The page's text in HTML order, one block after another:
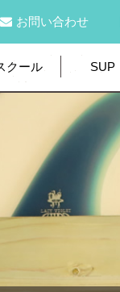
お問い合わせ
クール SUP